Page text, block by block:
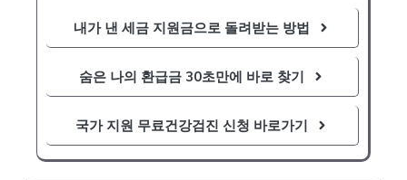
내가 낸 세금 지원금으로 돌려받는 방법
숨은 나의 환급금 30초만에 바로 찾기
국가 지원 무료건강검진 신청 바로가기